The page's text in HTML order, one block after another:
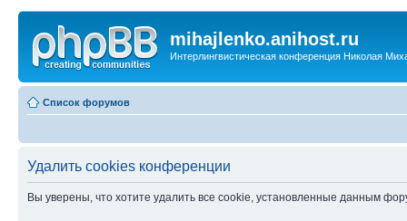
mihajlenko.anihost.ru
Интерлингвистическая конференция Николая
Список форумов
Удалить cookies конференции
Вы уверены, что хотите удалить все cookie, установленные данным